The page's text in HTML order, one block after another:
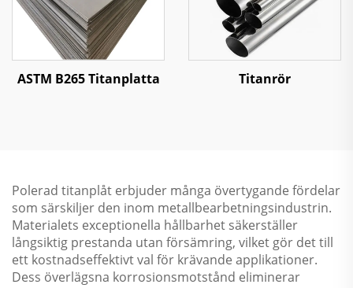
ASTM B265 Titanplatta Titanrör
Polerad titanplåt erbjuder många övertygande fördelar
som särskiljer den inom metallbearbetningsindustrin.
Materialets exceptionella hållbarhet säkerställer
långsiktig prestanda utan försämring, vilket gör det till
ett kostnadseffektivt val för krävande applikationer.
Dess överlägsna korrosionsmotstånd eliminerar